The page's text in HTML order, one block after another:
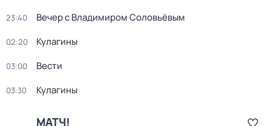
23:40 Вечер с Владимиром Соловьёвым
02:20 Кулагины
03:00 Вести
03:30 Кулагины
МАТЧ!